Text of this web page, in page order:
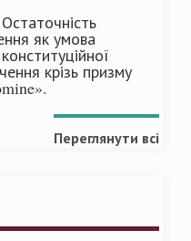
як умова
крізь призму
Переглянути всі